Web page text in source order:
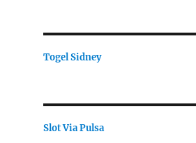
Togel Sidney
Slot Via Pulsa